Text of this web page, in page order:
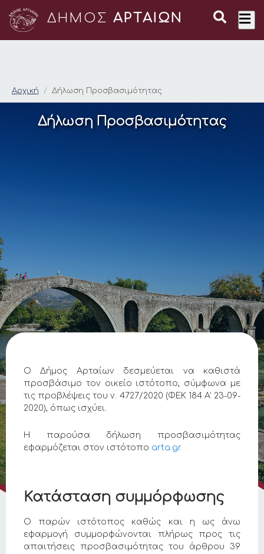
ΔΗΜΟΣ ΑΡΤΑΙΩΝ
Δήλωση
Αρχική Δήλωση Προσβασιμότητας
Δήλωση Προσβασιμότητας
Ο Δήμος Αρταίων δεσμεύεται να καθιστά
προσβάσιμο τον οικείο ιστότοπο, σύμφωνα με
τις προβλέψεις του ν. 4727/2020 (ΦΕΚ 184 Α’ 23-09-
2020), όπως ισχύει.
Η παρούσα δήλωση προσβασιμότητας
εφαρμόζεται στον ιστότοπο arta.gr.
Κατάσταση συμμόρφωσης
Ο παρών ιστότοπος καθώς και η ως άνω
εφαρμογή συμμορφώνονται πλήρως προς τις
απαιτήσεις προσβασιμότητας του άρθρου 39